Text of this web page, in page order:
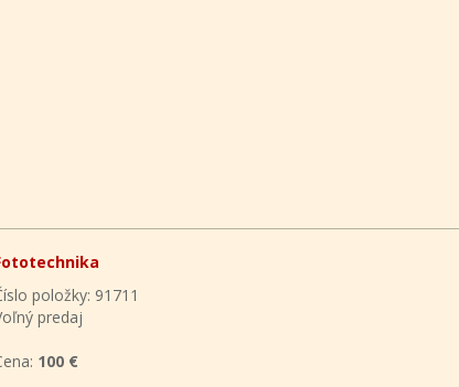
položky: 91711
predaj
100 €